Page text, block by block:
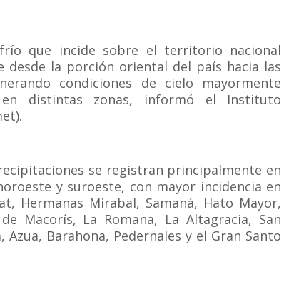
que incide sobre el territorio nacional
desde la porción oriental del país hacia las
condiciones de cielo mayormente
distintas zonas, informó el Instituto
se registran principalmente en
y suroeste, con mayor incidencia en
Hermanas Mirabal, Samaná, Hato Mayor,
Macorís, La Romana, La Altagracia, San
Azua, Barahona, Pedernales y el Gran Santo